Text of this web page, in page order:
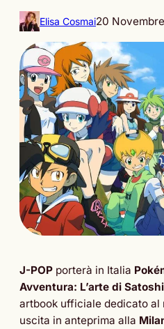
Elisa Cosmai20
J-POP porterà in Italia
Avventura: L’arte di
artbook ufficiale dedicato al
uscita in anteprima alla